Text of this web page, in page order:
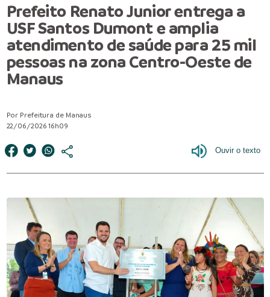
Prefeito Renato Junior entrega a
USF Santos Dumont e amplia
atendimento de saúde para 25 mil
pessoas na zona Centro-Oeste de
Manaus
Por Prefeitura de Manaus
22/06/2026 16h09